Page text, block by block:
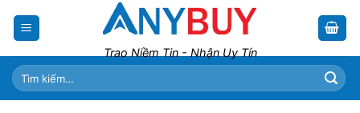
Trao Niềm Tin - Nhận Uy Tín
Tìm
kiếm: